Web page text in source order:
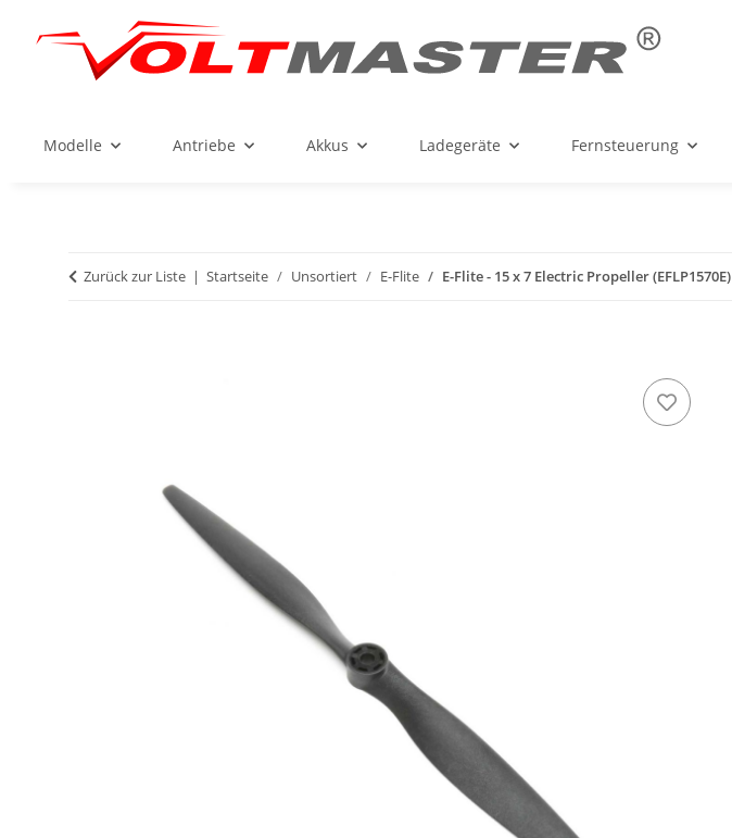
Modelle Antriebe Akkus Ladegeräte Fernsteuerung
Zurück zur Liste Startseite Unsortiert E-Flite E-Flite - 15 x 7 Electric Propeller (EFLP1570E)